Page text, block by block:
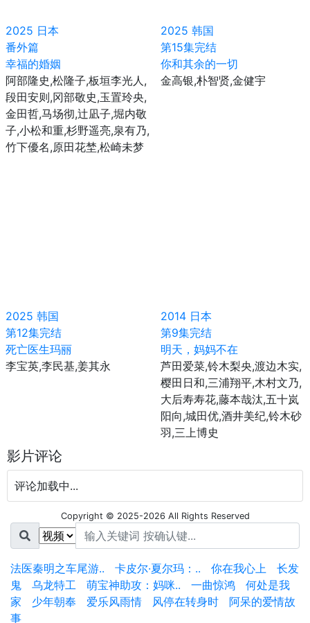
2025 日本
番外篇
幸福的婚姻
阿部隆史,松隆子,板垣李光人,
段田安则,冈部敬史,玉置玲央,
金田哲,马场彻,辻凪子,堀内敬
子,小松和重,杉野遥亮,泉有乃,
竹下優名,原田花埜,松崎未梦
2025 韩国
第15集完结
你和其余的一切
金高银,朴智贤,金健宇
2025 韩国
第12集完结
死亡医生玛丽
李宝英,李民基,姜其永
2014 日本
第9集完结
明天，妈妈不在
芦田爱菜,铃木梨央,渡边木实,
樱田日和,三浦翔平,木村文乃,
大后寿寿花,藤本哉汰,五十岚
阳向,城田优,酒井美纪,铃木砂
羽,三上博史
影片评论
评论加载中...
Copyright © 2025-2026 All Rights Reserved
法医秦明之车尾游.. 卡皮尔·夏尔玛：.. 你在我心上
长发
鬼
乌龙特工 萌宝神助攻：妈咪.. 一曲惊鸿
何处是我
家
少年朝奉 爱乐风雨情 风停在转身时
阿呆的爱情故
事